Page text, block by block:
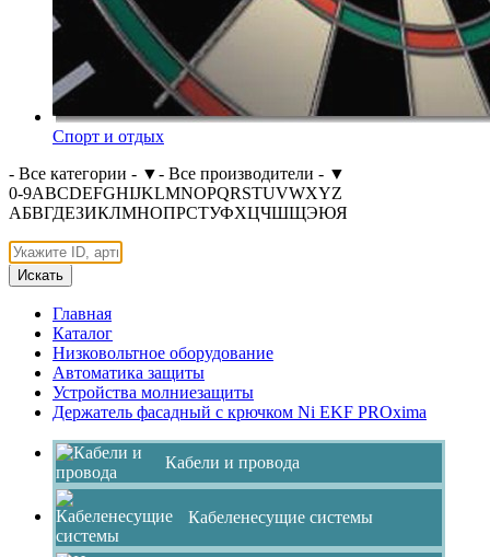
Спорт и отдых
- Все категории - ▼- Все производители - ▼
0-9ABCDEFGHIJKLMNOPQRSTUVWXYZ
АБВГДЕЗИКЛМНОПРСТУФХЦЧШЩЭЮЯ
Искать
Главная
Каталог
Низковольтное оборудование
Автоматика защиты
Устройства молниезащиты
Держатель фасадный с крючком Ni EKF PROxima
Кабели и провода
Кабеленесущие системы